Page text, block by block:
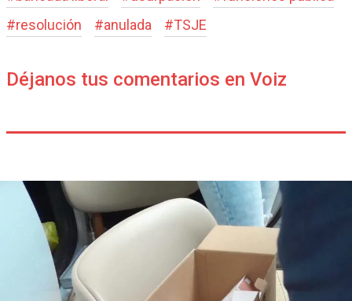
#resolución #anulada #TSJE
Déjanos tus comentarios en Voiz